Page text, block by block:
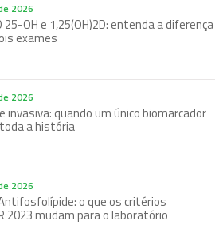
2026
OH e 1,25(OH)2D: entenda a diferença
exames
2026
invasiva: quando um único biomarcador
a história
2026
o que os critérios
2023 mudam para o laboratório